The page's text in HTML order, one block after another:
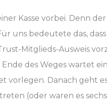
Kasse vorbei. Denn
uns bedeutete das,
Mitglieds-Ausweis
des Weges wartet
vorlegen. Danach geht
(oder waren es